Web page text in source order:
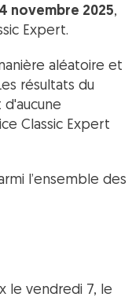
novembre 2025,
Expert.
aléatoire et
résultats du
Classic Expert
l’ensemble des
le vendredi 7, le